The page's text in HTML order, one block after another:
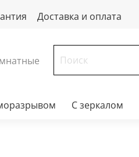
Доставка и оплата
С зеркалом